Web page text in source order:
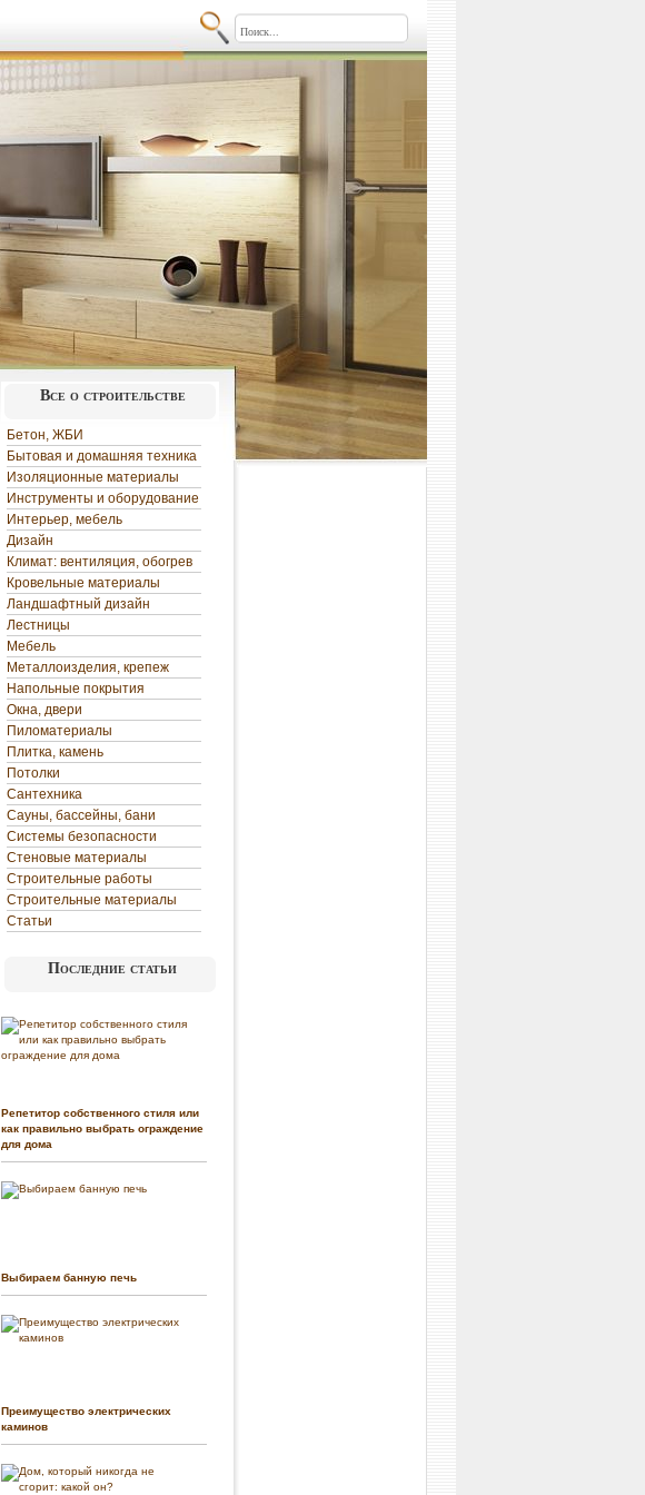
Все о строительстве
Бетон, ЖБИ
Бытовая и домашняя техника
Изоляционные материалы
Инструменты и оборудование
Интерьер, мебель
Дизайн
Климат: вентиляция, обогрев
Кровельные материалы
Ландшафтный дизайн
Лестницы
Мебель
Металлоизделия, крепеж
Напольные покрытия
Окна, двери
Пиломатериалы
Плитка, камень
Потолки
Сантехника
Сауны, бассейны, бани
Системы безопасности
Стеновые материалы
Строительные работы
Строительные материалы
Статьи
Последние статьи
Репетитор собственного стиля или
как правильно выбрать ограждение
для дома
Выбираем банную печь
Преимущество электрических
каминов